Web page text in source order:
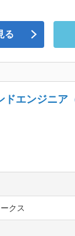
る
ドエンジニア
クス